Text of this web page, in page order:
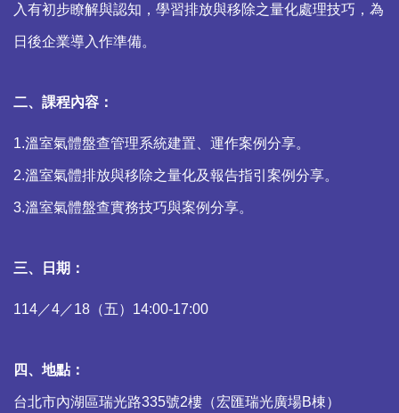
入有初步瞭解與認知，學習排放與移除之量化處理技巧，為
日後企業導入作準備。
二、課程內容：
1.溫室氣體盤查管理系統建置、運作案例分享。
2.溫室氣體排放與移除之量化及報告指引案例分享。
3.溫室氣體盤查實務技巧與案例分享。
三、日期：
114 ／4／18（五）14:00-17:00
四、地點：
台北市內湖區瑞光路335號2樓（宏匯瑞光廣場B棟）